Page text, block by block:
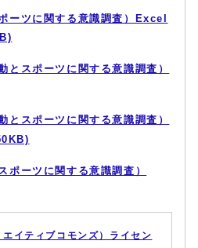
ーツに関する意識調査）Excel
とスポーツに関する意識調査）
とスポーツに関する意識調査）
ポーツに関する意識調査）
イティブコモンズ）ライセン